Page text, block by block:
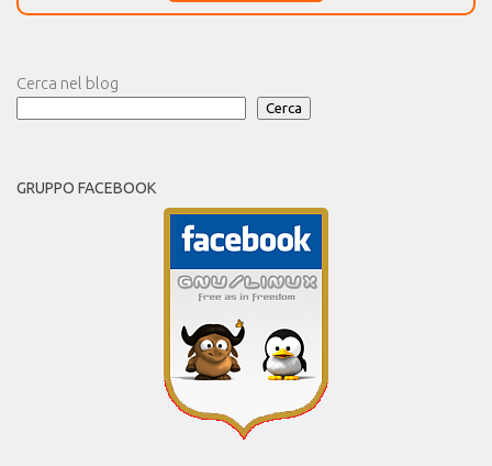
Cerca nel blog
Cerca
GRUPPO FACEBOOK